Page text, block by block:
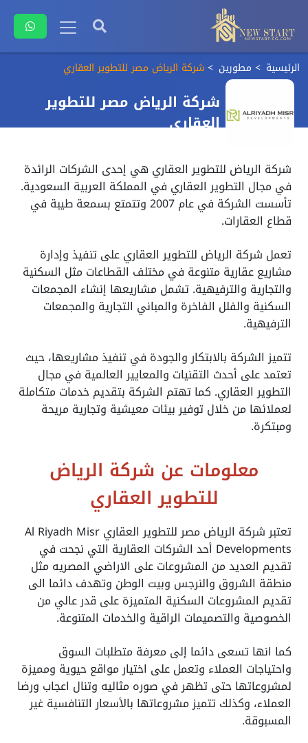
الرئيسية مطورين شركة الرياض مصر للتطوير العقاري
شركة الرياض مصر للتطوير
العقاري
شركة الرياض للتطوير العقاري هي إحدى الشركات الرائدة
في مجال التطوير العقاري في المملكة العربية السعودية.
تأسست الشركة في عام 2007 وتتمتع بسمعة طيبة في
قطاع العقارات.
تعمل شركة الرياض للتطوير العقاري على تنفيذ وإدارة
مشاريع عقارية متنوعة في مختلف القطاعات مثل السكنية
والتجارية والترفيهية. تشمل مشاريعها إنشاء المجمعات
السكنية والفلل الفاخرة والمباني التجارية والمجمعات
الترفيهية.
تتميز الشركة بالابتكار والجودة في تنفيذ مشاريعها، حيث
تعتمد على أحدث التقنيات والمعايير العالمية في مجال
التطوير العقاري. كما تهتم الشركة بتقديم خدمات متكاملة
لعملائها من خلال توفير بيئات معيشية وتجارية مريحة
ومبتكرة.
معلومات عن شركة الرياض
للتطوير العقاري
تعتبر شركة الرياض مصر للتطوير العقاريAl Riyadh Misr
Developments أحد الشركات العقارية التي نجحت في
تقديم العديد من المشروعات على الاراضي المصريه مثل
منطقة الشروق والنرجس وبيت الوطن وتهدف دائما الى
تقديم المشروعات السكنية المتميزة على قدر عالي من
الخصوصية والتصميمات الراقية والخدمات المتنوعة.
كما انها تسعى دائما إلى معرفة متطلبات السوق
واحتياجات العملاء وتعمل على اختيار مواقع حيوية ومميزة
لمشروعاتها حتى تظهر في صوره مثاليه وتنال اعجاب ورضا
العملاء، وكذلك تتميز مشروعاتها بالأسعار التنافسية غير
المسبوقة.